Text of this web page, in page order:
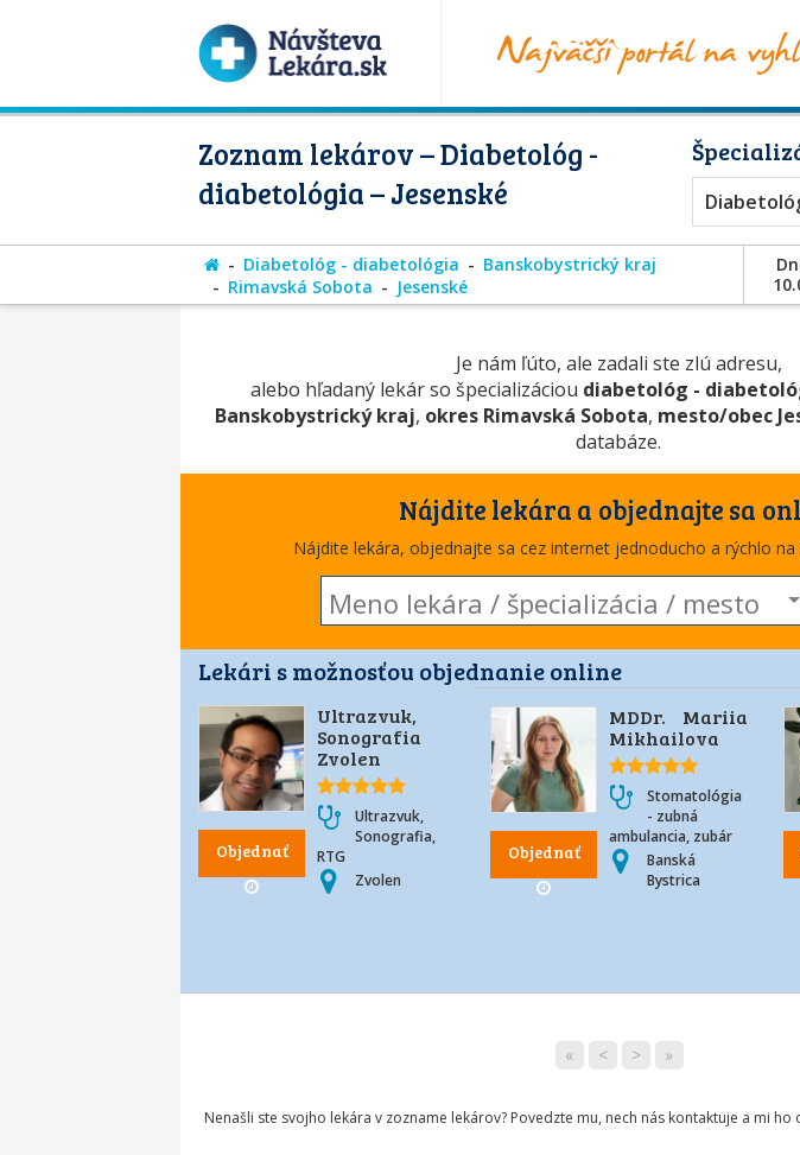
Zoznam lekárov – Diabetológ -
diabetológia – Jesenské
Diabetológ - diabetológia
Banskobystrický kraj
Rimavská Sobota
Jesenské
Je nám ľúto, ale zadali ste zlú adresu,
alebo hľadaný lekár so špecializáciou diabetológ -
Banskobystrický kraj, okres Rimavská Sobota, mesto/obec
databáze.
Nájdite lekára a objednajte sa
Nájdite lekára, objednajte sa cez internet jednoducho a rýchlo na
Lekári s možnosťou objednanie online
Objednať
Ultrazvuk,
Sonografia
Zvolen
Ultrazvuk,
Sonografia,
RTG
Zvolen
Objednať
MDDr. Mariia
Mikhailova
Stomatológia
- zubná
ambulancia, zubár
Banská
Bystrica
« < > »
Nenašli ste svojho lekára v zozname lekárov? Povedzte mu, nech nás kontaktuje a mi